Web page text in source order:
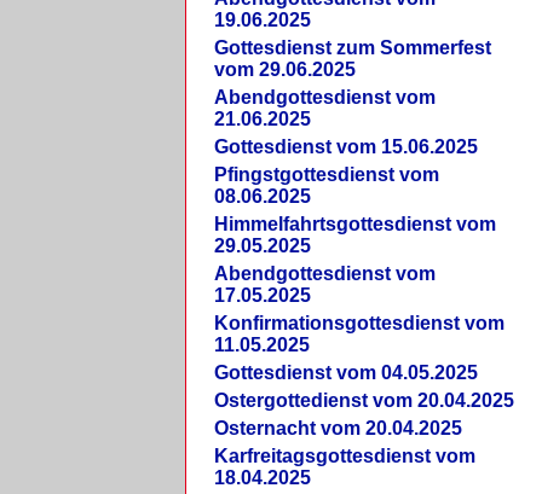
19.06.2025
Gottesdienst zum Sommerfest
vom 29.06.2025
Abendgottesdienst vom
21.06.2025
Gottesdienst vom 15.06.2025
Pfingstgottesdienst vom
08.06.2025
Himmelfahrtsgottesdienst vom
29.05.2025
Abendgottesdienst vom
17.05.2025
Konfirmationsgottesdienst vom
11.05.2025
Gottesdienst vom 04.05.2025
Ostergottedienst vom 20.04.2025
Osternacht vom 20.04.2025
Karfreitagsgottesdienst vom
18.04.2025